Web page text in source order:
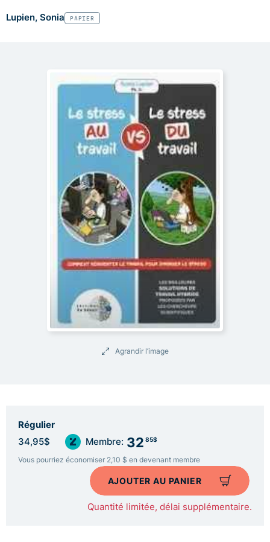
Lupien, Sonia PAPIER
Agrandir l’image
Régulier
34,95$ Membre: 32 85$
Vous pourriez économiser 2,10 $ en devenant membre
AJOUTER AU PANIER
Quantité limitée, délai supplémentaire.